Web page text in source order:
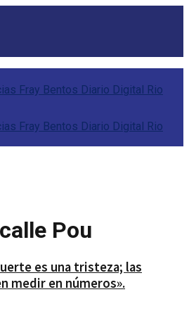
Pou
es una tristeza; las
medir en números».